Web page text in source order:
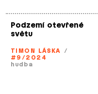
Podzemí otevřené
světu
TIMON LÁSKA /
#9/2024
hudba